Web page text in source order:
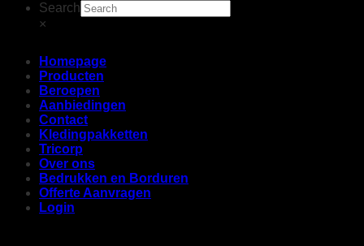
Search
×
Homepage
Producten
Beroepen
Aanbiedingen
Contact
Kledingpakketten
Tricorp
Over ons
Bedrukken en Borduren
Offerte Aanvragen
Login